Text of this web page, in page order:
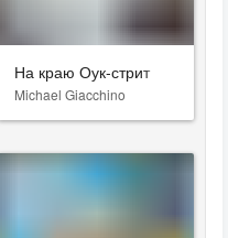
На краю Оук-стрит
Michael Giacchino